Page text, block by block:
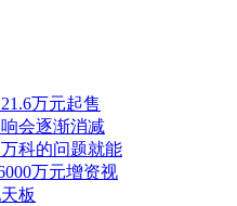
万元起售
会逐渐消减
科的问题就能
万元增资视
板